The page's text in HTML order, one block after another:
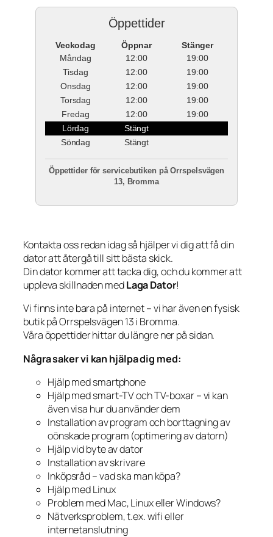
Öppettider
Veckodag Öppnar
Stänger
Måndag
12:00
19:00
Tisdag
12:00
19:00
Onsdag
12:00
19:00
Torsdag
12:00
19:00
Fredag
12:00
19:00
Lördag
Stängt
Söndag
Stängt
Öppettider för servicebutiken på Orrspelsvägen
13, Bromma
Kontakta oss redan idag så hjälper vi dig att få din
dator att återgå till sitt bästa skick.
Din dator kommer att tacka dig, och du kommer att
uppleva skillnaden medLaga Dator!
Vi finns inte bara på internet – vi har även en fysisk
butik på Orrspelsvägen 13 i Bromma.
Våra öppettider hittar du längre ner på sidan.
Några saker vi kan hjälpa dig med:
Hjälp med smartphone
Hjälp med smart-TV och TV-boxar – vi kan
även visa hur du använder dem
Installation av program och borttagning av
oönskade program (optimering av datorn)
Hjälp vid byte av dator
Installation av skrivare
Inköpsråd – vad ska man köpa?
Hjälp med Linux
Problem med Mac, Linux eller Windows?
Nätverksproblem, t.ex. wifi eller
internetanslutning